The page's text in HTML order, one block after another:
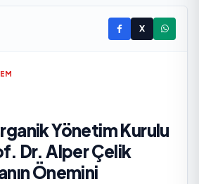
X
Yönetim Kurulu
Dr. Alper Çelik
Önemini